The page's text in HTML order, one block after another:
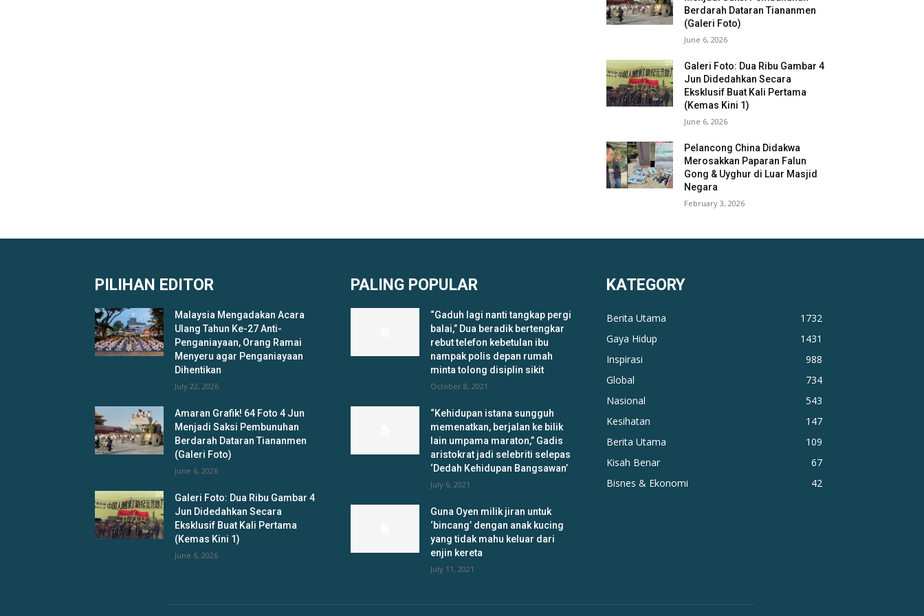
Berdarah Dataran Tiananmen
(Galeri Foto)
June 6, 2026
Galeri Foto: Dua Ribu Gambar 4
Jun Didedahkan Secara
Eksklusif Buat Kali Pertama
(Kemas Kini 1)
June 6, 2026
Pelancong China Didakwa
Merosakkan Paparan Falun
Gong & Uyghur di Luar Masjid
Negara
February 3, 2026
PILIHAN EDITOR
Malaysia Mengadakan Acara
Ulang Tahun Ke-27 Anti-
Penganiayaan, Orang Ramai
Menyeru agar Penganiayaan
Dihentikan
July 22, 2026
Amaran Grafik! 64 Foto 4 Jun
Menjadi Saksi Pembunuhan
Berdarah Dataran Tiananmen
(Galeri Foto)
June 6, 2026
Galeri Foto: Dua Ribu Gambar 4
Jun Didedahkan Secara
Eksklusif Buat Kali Pertama
(Kemas Kini 1)
June 6, 2026
PALING POPULAR
“Gaduh lagi nanti tangkap pergi
balai,” Dua beradik bertengkar
rebut telefon kebetulan ibu
nampak polis depan rumah
minta tolong disiplin sikit
October 8, 2021
“Kehidupan istana sungguh
memenatkan, berjalan ke bilik
lain umpama maraton,” Gadis
aristokrat jadi selebriti selepas
‘Dedah Kehidupan Bangsawan’
July 6, 2021
Guna Oyen milik jiran untuk
‘bincang’ dengan anak kucing
yang tidak mahu keluar dari
enjin kereta
July 11, 2021
KATEGORY
Berita Utama
1732
Gaya Hidup
1431
Inspirasi
988
Global
734
Nasional
543
Kesihatan
147
Berita Utama
109
Kisah Benar
67
Bisnes & Ekonomi
42